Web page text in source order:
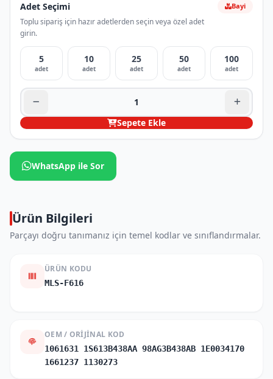
Adet Seçimi
Toplu sipariş için hazır adetlerden seçin veya özel adet
girin.
Bayi
5
adet
10
adet
25
adet
50
adet
100
adet
Sepete Ekle
WhatsApp ile Sor
Ürün Bilgileri
Parçayı doğru tanımanız için temel kodlar ve sınıflandırmalar.
ÜRÜN KODU
MLS-F616
OEM / ORIJINAL KOD
1061631 1S613B438AA 98AG3B438AB 1E0034170
1661237 1130273